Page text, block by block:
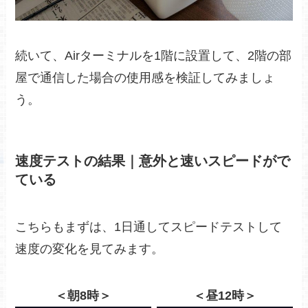
続いて、Airターミナルを1階に設置して、2階の部
屋で通信した場合の使用感を検証してみましょ
う。
速度テストの結果｜意外と速いスピードがで
ている
こちらもまずは、1日通してスピードテストして
速度の変化を見てみます。
＜朝8時＞ ＜昼12時＞